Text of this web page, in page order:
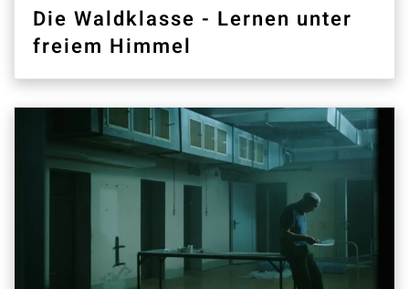
Die Waldklasse - Lernen unter
freiem Himmel